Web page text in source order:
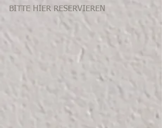
BITTE HIER RESERVIEREN